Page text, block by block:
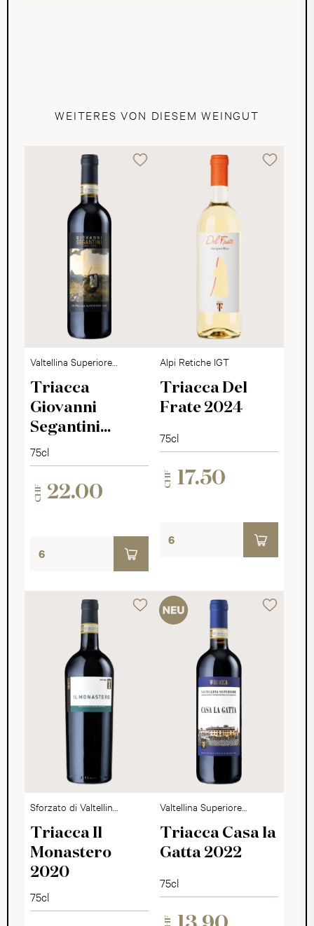
WEITERES VON DIESEM WEINGUT
Valtellina Superiore
DOCG
Triacca
Giovanni
Segantini
Spezialedition
2020
75cl
CHF 22.00
Alpi Retiche IGT
Triacca Del
Frate 2024
75cl
CHF 17.50
Sforzato di Valtellina
DOCG
Triacca Il
Monastero
2020
75cl
Valtellina Superiore
DOCG
Triacca Casa la
Gatta 2022
75cl